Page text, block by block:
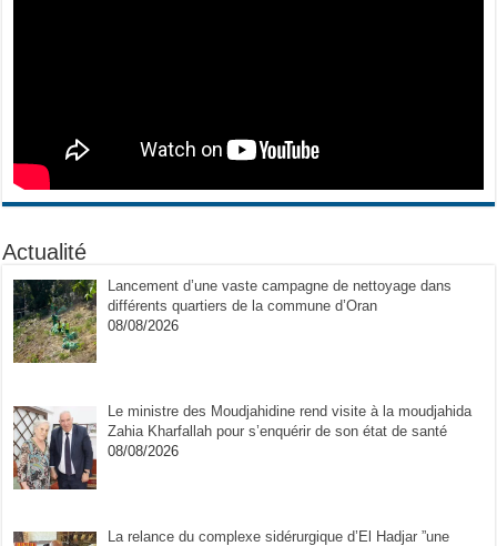
Actualité
Lancement d’une vaste campagne de nettoyage dans
différents quartiers de la commune d’Oran
08/08/2026
Le ministre des Moudjahidine rend visite à la moudjahida
Zahia Kharfallah pour s’enquérir de son état de santé
08/08/2026
La relance du complexe sidérurgique d’El Hadjar ”une